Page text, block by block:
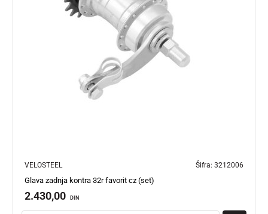
VELOSTEEL Šifra: 3212006
Glava zadnja kontra 32r favorit cz (set)
2.430,00 DIN